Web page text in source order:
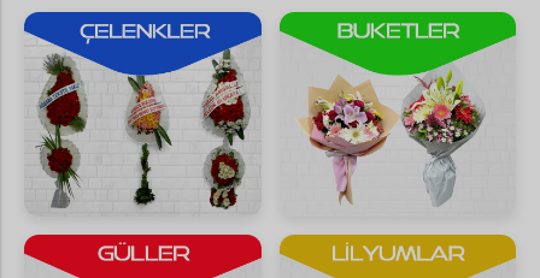
Saksı Çiçekleri